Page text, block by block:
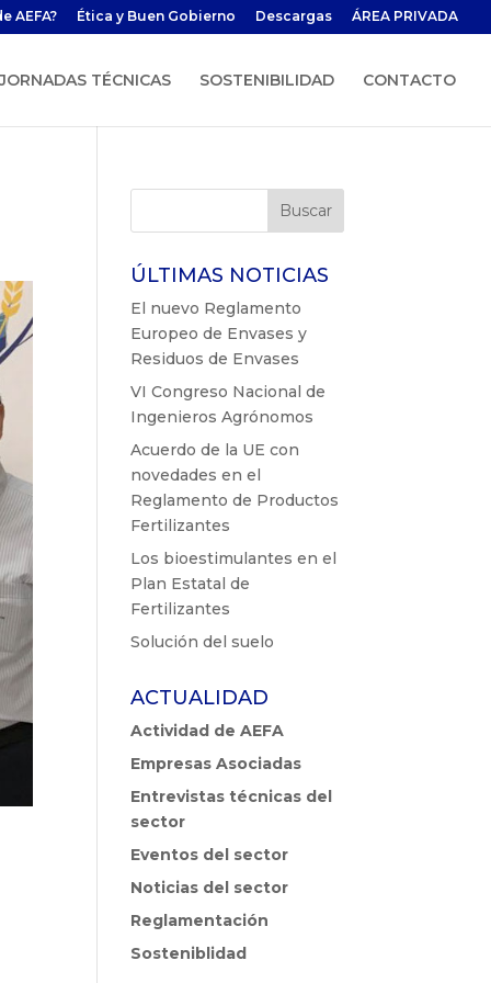
AEFA? Ética y Buen Gobierno Descargas ÁREA PRIVADA
JORNADAS TÉCNICAS SOSTENIBILIDAD CONTACTO
ÚLTIMAS NOTICIAS
El nuevo Reglamento
Europeo de Envases y
Residuos de Envases
VI Congreso Nacional de
Ingenieros Agrónomos
Acuerdo de la UE con
novedades en el
Reglamento de Productos
Fertilizantes
Los bioestimulantes en el
Plan Estatal de
Fertilizantes
Solución del suelo
ACTUALIDAD
Actividad de AEFA
Empresas Asociadas
Entrevistas técnicas del
sector
Eventos del sector
Noticias del sector
Reglamentación
Sosteniblidad